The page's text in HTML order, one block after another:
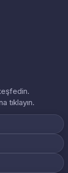
tıklayın.